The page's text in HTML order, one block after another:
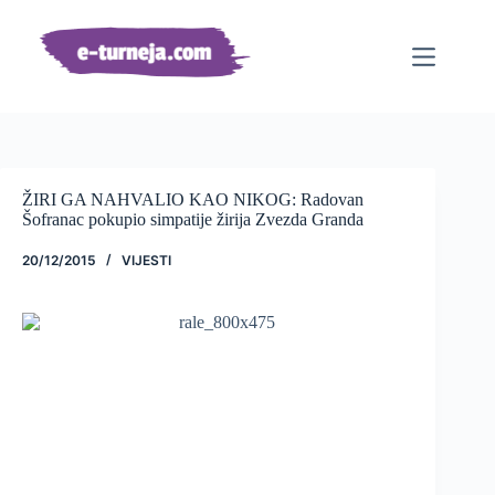
sadržaj
ŽIRI GA NAHVALIO KAO NIKOG: Radovan
Šofranac pokupio simpatije žirija Zvezda Granda
20/12/2015 VIJESTI